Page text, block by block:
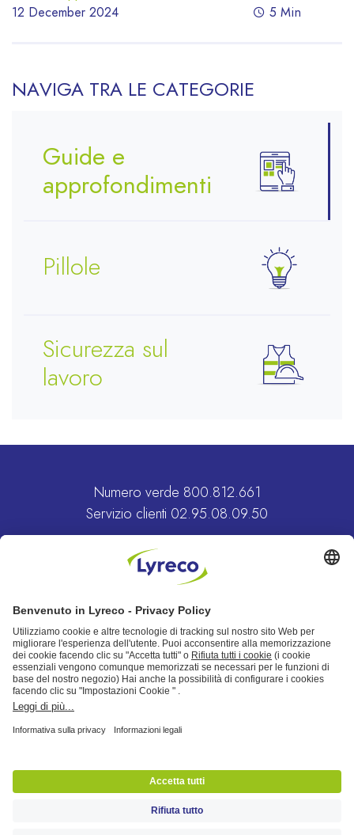
12 December 2024
5 Min
NAVIGA TRA LE CATEGORIE
Guide e
approfondimenti
Pillole
Sicurezza sul
lavoro
Numero verde 800.812.661
Servizio clienti 02.95.08.09.50
Vai al sito Lyreco
MAGGIORI INFORMAZIONI
Lyreco Italia S.r.l.: Partita IVA e n. iscrizione al Registro Imprese di Milano
Sede legale: Via Giovanni Mayr, 10 - 20122 Milano - Sede Uffici: via Papa
Giovanni Paolo II, snc, 20040, Cambiago (MI), Tel: 02.95.94.41,